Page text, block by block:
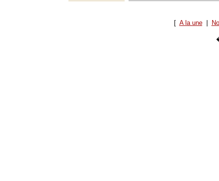
[ A la une|